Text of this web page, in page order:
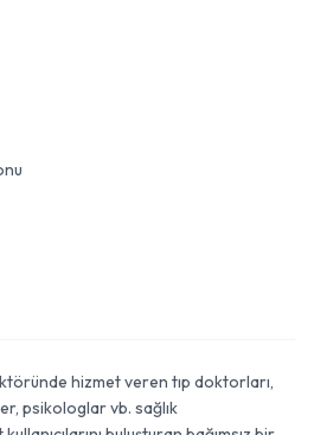
hizmet veren tıp doktorları,
psikologlar vb. sağlık